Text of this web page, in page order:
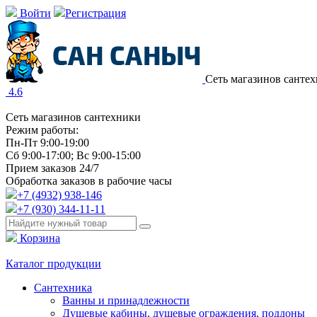
Войти Регистрация
Сеть магазинов
4.6
Сеть магазинов сантехники
Режим работы:
Пн-Пт 9:00-19:00
Сб 9:00-17:00; Вс 9:00-15:00
Прием заказов 24/7
Обработка заказов в рабочие часы
+7 (4932) 938-146
+7 (930) 344-11-11
Корзина
Каталог продукции
Сантехника
Ванны и принадлежности
Душевые кабины, душевые ограждения, поддоны